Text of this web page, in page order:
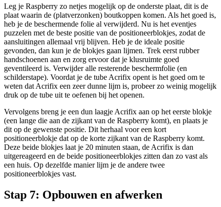
Leg je Raspberry zo netjes mogelijk op de onderste plaat, dit is de
plaat waarin de (platverzonken) boutkoppen komen. Als het goed is,
heb je de beschermende folie al verwijderd. Nu is het eventjes
puzzelen met de beste positie van de positioneerblokjes, zodat de
aansluitingen allemaal vrij blijven. Heb je de ideale positie
gevonden, dan kun je de blokjes gaan lijmen. Trek eerst rubber
handschoenen aan en zorg ervoor dat je klusruimte goed
geventileerd is. Verwijder alle resterende beschermfolie (en
schilderstape). Voordat je de tube Acrifix opent is het goed om te
weten dat Acrifix een zeer dunne lijm is, probeer zo weinig mogelijk
druk op de tube uit te oefenen bij het openen.
Vervolgens breng je een dun laagje Acrifix aan op het eerste blokje
(een lange die aan de zijkant van de Raspberry komt), en plaats je
dit op de gewenste positie. Dit herhaal voor een kort
positioneerblokje dat op de korte zijkant van de Raspberry komt.
Deze beide blokjes laat je 20 minuten staan, de Acrifix is dan
uitgereageerd en de beide positioneerblokjes zitten dan zo vast als
een huis. Op dezelfde manier lijm je de andere twee
positioneerblokjes vast.
Stap 7: Opbouwen en afwerken